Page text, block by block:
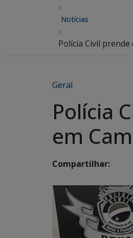
Notícias
Polícia Civil
Geral
Polícia
em
Compartilhar: